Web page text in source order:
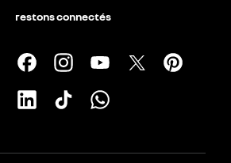
restons connectés